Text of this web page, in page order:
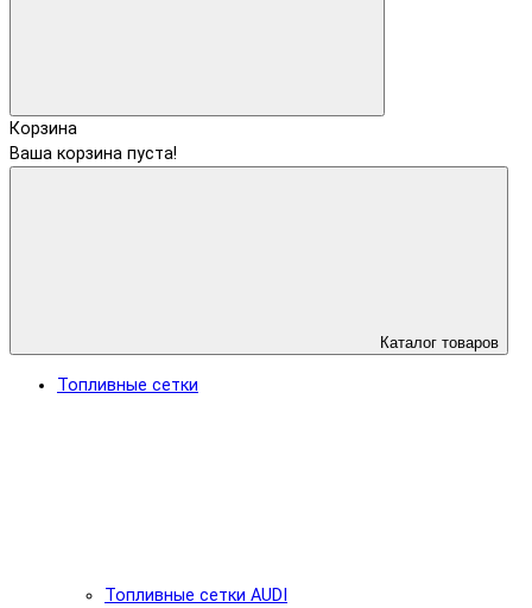
Корзина
Ваша корзина пуста!
Каталог товаров
Топливные сетки
Топливные сетки AUDI